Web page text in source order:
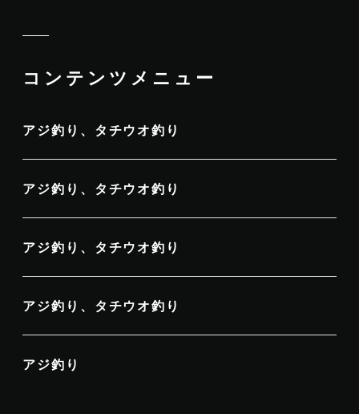
コンテンツメニュー
アジ釣り、タチウオ釣り
アジ釣り、タチウオ釣り
アジ釣り、タチウオ釣り
アジ釣り、タチウオ釣り
アジ釣り